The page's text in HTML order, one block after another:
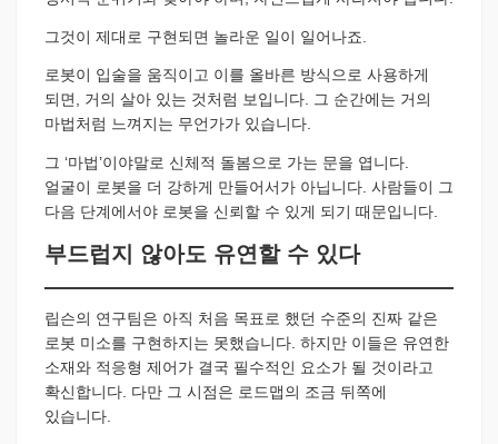
그것이 제대로 구현되면 놀라운 일이 일어나죠.
로봇이 입술을 움직이고 이를 올바른 방식으로 사용하게
되면, 거의 살아 있는 것처럼 보입니다. 그 순간에는 거의
마법처럼 느껴지는 무언가가 있습니다.
그 ‘마법’이야말로 신체적 돌봄으로 가는 문을 엽니다.
얼굴이 로봇을 더 강하게 만들어서가 아닙니다. 사람들이 그
다음 단계에서야 로봇을 신뢰할 수 있게 되기 때문입니다.
부드럽지 않아도 유연할 수 있다
립슨의 연구팀은 아직 처음 목표로 했던 수준의 진짜 같은
로봇 미소를 구현하지는 못했습니다. 하지만 이들은 유연한
소재와 적응형 제어가 결국 필수적인 요소가 될 것이라고
확신합니다. 다만 그 시점은 로드맵의 조금 뒤쪽에
있습니다.